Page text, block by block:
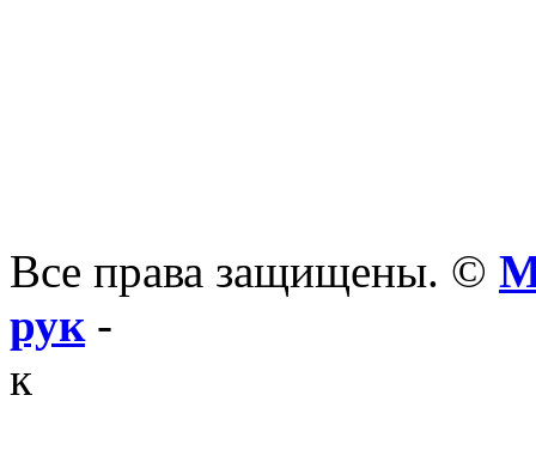
Все права защищены. ©
рук -
к